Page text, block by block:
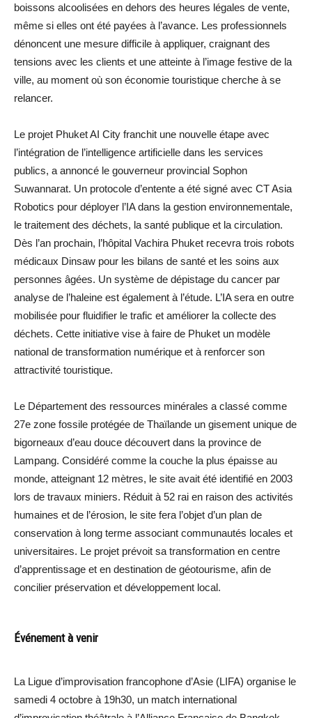
boissons alcoolisées en dehors des heures légales de vente,
même si elles ont été payées à l’avance. Les professionnels
dénoncent une mesure difficile à appliquer, craignant des
tensions avec les clients et une atteinte à l’image festive de la
ville, au moment où son économie touristique cherche à se
relancer.
Le projet Phuket AI City franchit une nouvelle étape avec
l’intégration de l’intelligence artificielle dans les services
publics, a annoncé le gouverneur provincial Sophon
Suwannarat. Un protocole d’entente a été signé avec CT Asia
Robotics pour déployer l’IA dans la gestion environnementale,
le traitement des déchets, la santé publique et la circulation.
Dès l’an prochain, l’hôpital Vachira Phuket recevra trois robots
médicaux Dinsaw pour les bilans de santé et les soins aux
personnes âgées. Un système de dépistage du cancer par
analyse de l’haleine est également à l’étude. L’IA sera en outre
mobilisée pour fluidifier le trafic et améliorer la collecte des
déchets. Cette initiative vise à faire de Phuket un modèle
national de transformation numérique et à renforcer son
attractivité touristique.
Le Département des ressources minérales a classé comme
27e zone fossile protégée de Thaïlande un gisement unique de
bigorneaux d’eau douce découvert dans la province de
Lampang. Considéré comme la couche la plus épaisse au
monde, atteignant 12 mètres, le site avait été identifié en 2003
lors de travaux miniers. Réduit à 52 rai en raison des activités
humaines et de l’érosion, le site fera l’objet d’un plan de
conservation à long terme associant communautés locales et
universitaires. Le projet prévoit sa transformation en centre
d’apprentissage et en destination de géotourisme, afin de
concilier préservation et développement local.
Événement à venir
La Ligue d’improvisation francophone d’Asie (LIFA) organise le
samedi 4 octobre à 19h30, un match international